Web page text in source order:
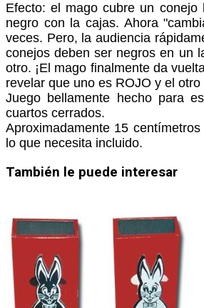
Efecto: el mago cubre un conejo
negro con la cajas. Ahora
veces. Pero, la audiencia
conejos deben ser negros en un
otro. ¡El mago finalmente da
revelar que uno es ROJO y el otro
Juego bellamente hecho para
cuartos cerrados.
Aproximadamente 15
lo que necesita incluido.
También le puede interesar